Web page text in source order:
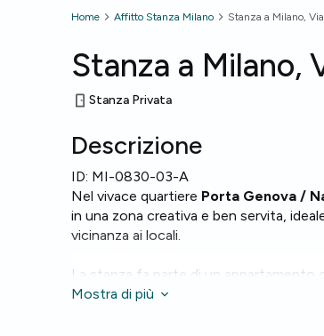
Home Affitto Stanza Milano Stanza a Milano,
Stanza a Milano,
Stanza Privata
Descrizione
ID: MI-0830-03-A
Nel vivace quartiere Porta Genova /
in una zona creativa e ben servita,
vicinanza ai locali.
La stanza fa parte di un
comeWiFi,riscaldamento
Mostra di più